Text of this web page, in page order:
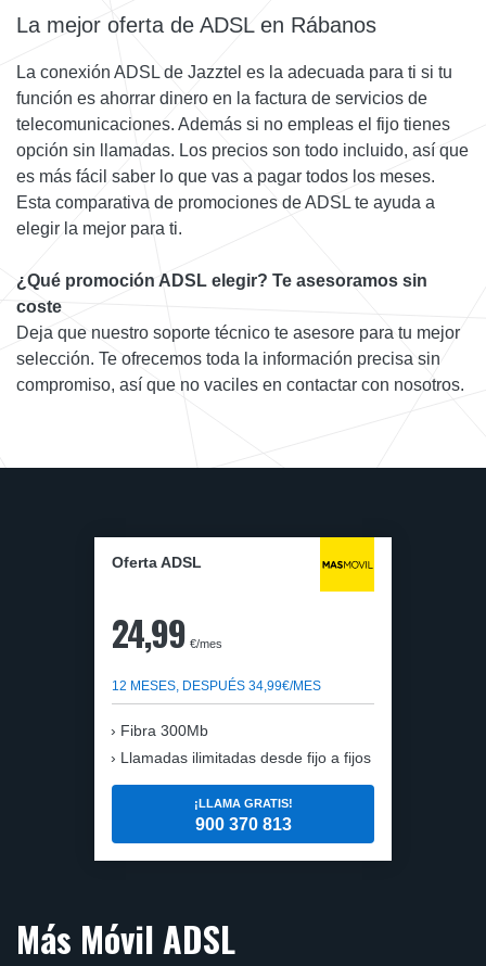
La mejor oferta de ADSL en Rábanos
La conexión ADSL de Jazztel es la adecuada para ti si tu
función es ahorrar dinero en la factura de servicios de
telecomunicaciones. Además si no empleas el fijo tienes
opción sin llamadas. Los precios son todo incluido, así que
es más fácil saber lo que vas a pagar todos los meses.
Esta comparativa de promociones de ADSL te ayuda a
elegir la mejor para ti.
¿Qué promoción ADSL elegir? Te asesoramos sin
coste
Deja que nuestro soporte técnico te asesore para tu mejor
selección. Te ofrecemos toda la información precisa sin
compromiso, así que no vaciles en contactar con nosotros.
Oferta ADSL
24,99 €/mes
12 MESES, DESPUÉS 34,99€/MES
Fibra 300Mb
Llamadas ilimitadas desde fijo a fijos
¡LLAMA GRATIS!
900 370 813
Más Móvil ADSL